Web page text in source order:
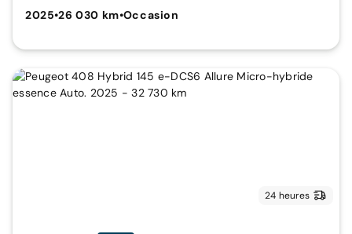
2025•26 030 km•Occasion
24 heures